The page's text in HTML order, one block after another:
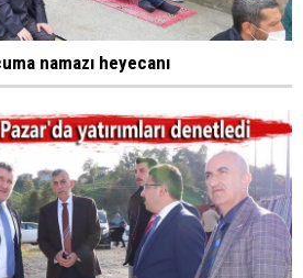
namazı heyecanı